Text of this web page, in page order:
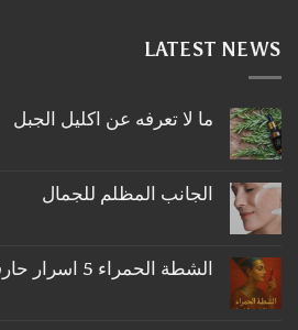
LATEST NEWS
ما لا تعرفه عن اكليل الجبل
على
ما
اكليل
الجبل
الجانب المظلم للجمال
على
الجانب
الشطة الحمراء 5 اسرار حارقة في مطبخك